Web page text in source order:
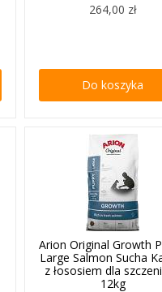
264,00 zł
Do koszyka
Arion Original Growth
Large Salmon Sucha
z łososiem dla
12kg